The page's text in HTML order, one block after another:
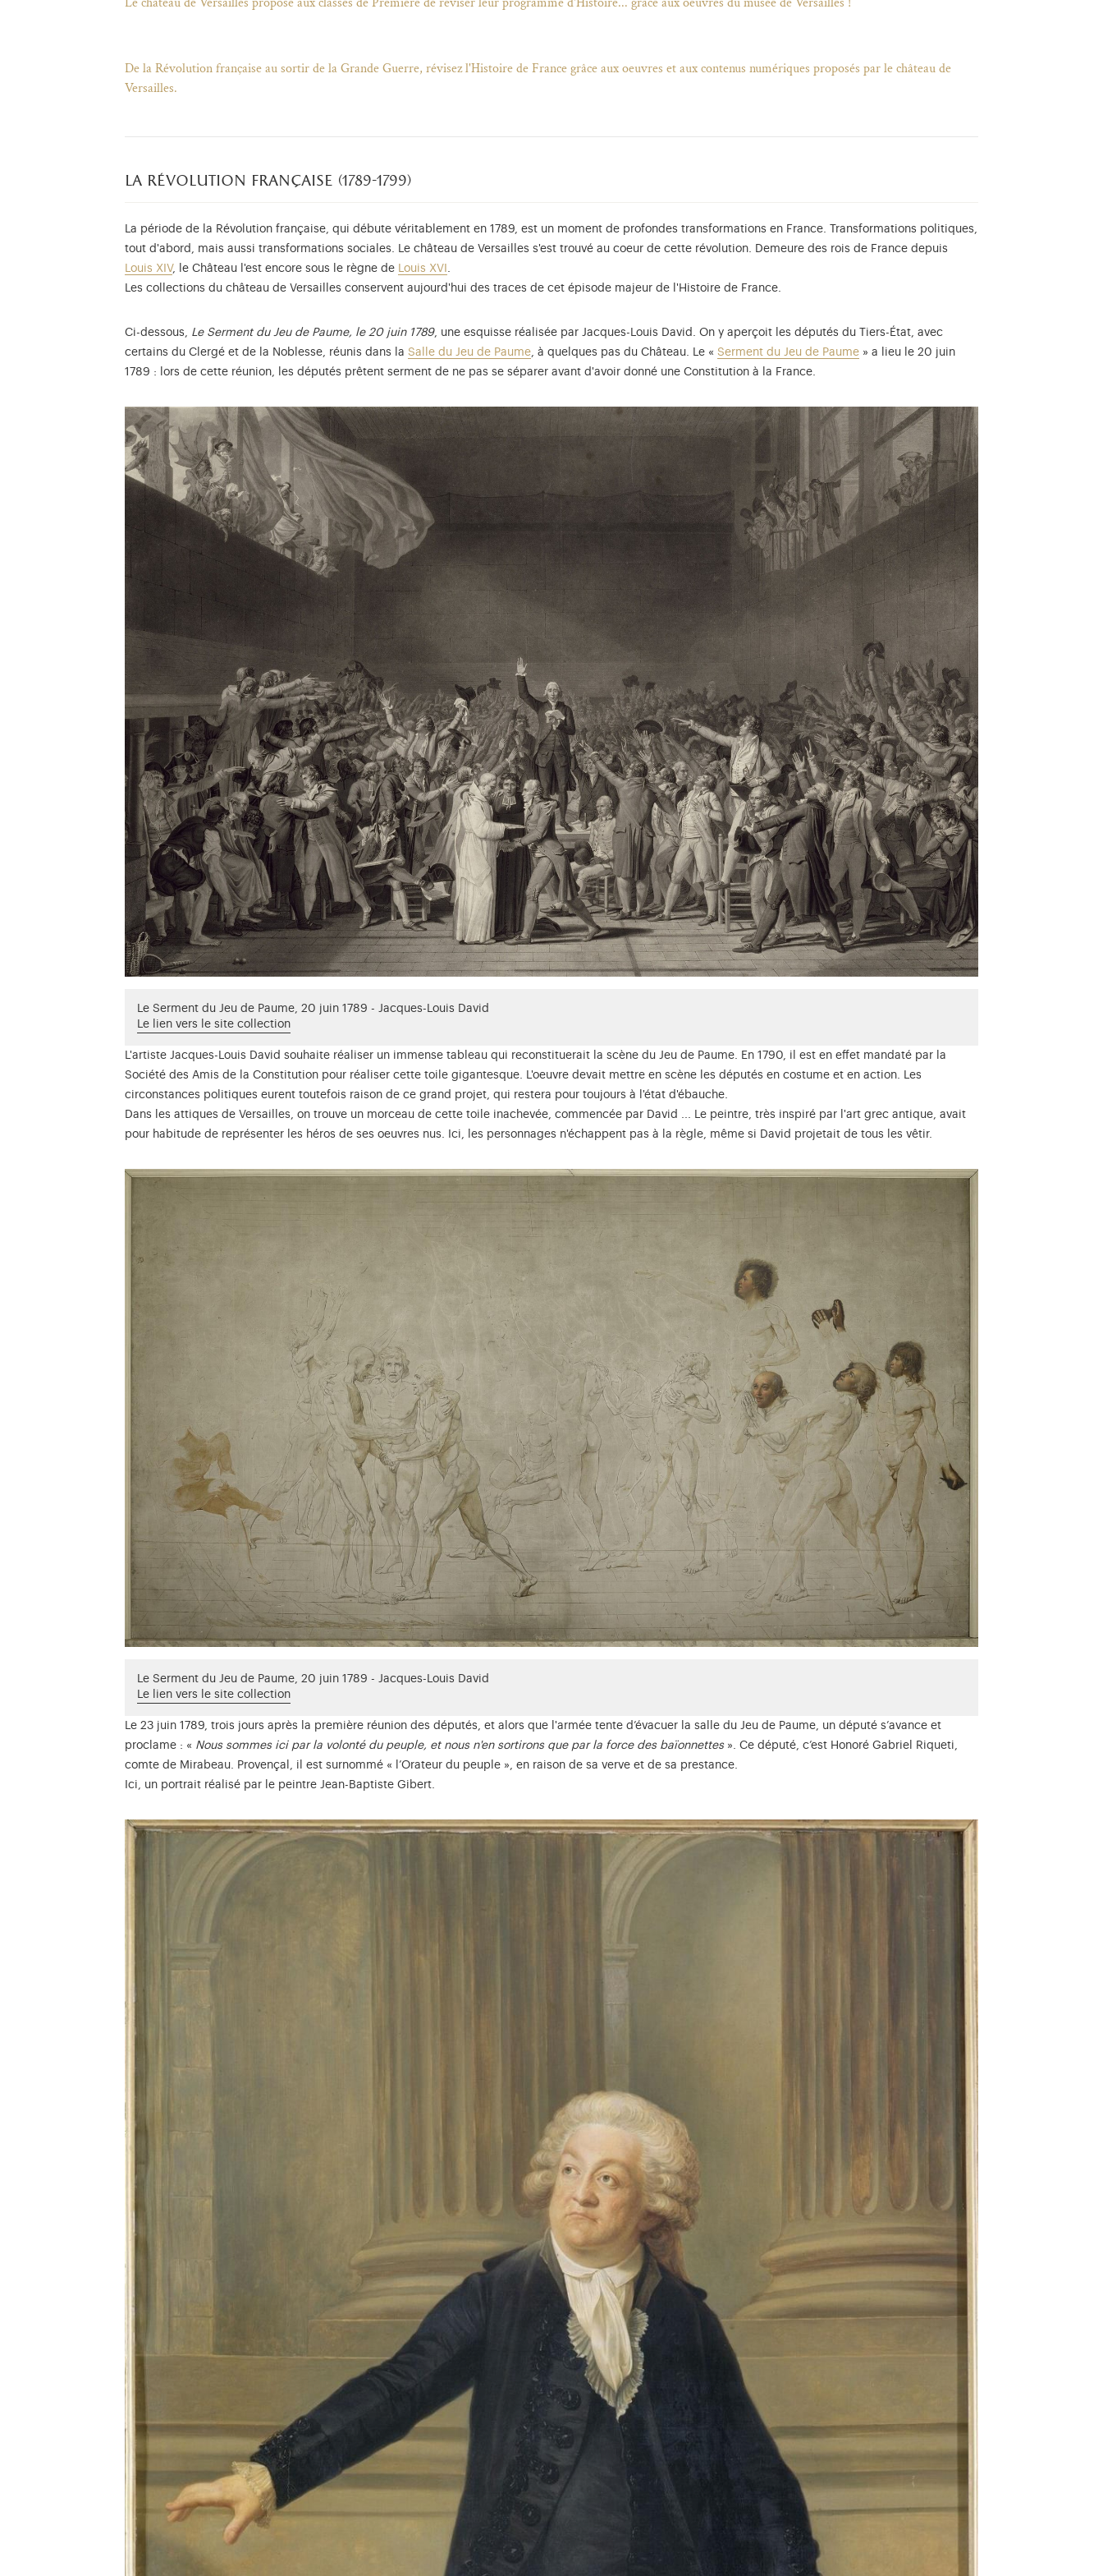
De la Révolution française au sortir de la Grande Guerre, révisez l'Histoire de France grâce aux oeuvres et aux contenus numériques proposés par le château de
Versailles.
la révolution française (1789-1799)
La période de la Révolution française, qui débute véritablement en 1789, est un moment de profondes transformations en France. Transformations politiques,
tout d'abord, mais aussi transformations sociales. Le château de Versailles s'est trouvé au coeur de cette révolution. Demeure des rois de France depuis
Louis XIV, le Château l'est encore sous le règne de Louis XVI .
Les collections du château de Versailles conservent aujourd'hui des traces de cet épisode majeur de l'Histoire de France.
Ci-dessous, Le Serment du Jeu de Paume, le 20 juin 1789, une esquisse réalisée par Jacques-Louis David. On y aperçoit les députés du Tiers-État, avec
certains du Clergé et de la Noblesse, réunis dans la Salle du Jeu de Paume, à quelques pas du Château. Le « Serment du Jeu de Paume » a lieu le 20 juin
1789 : lors de cette réunion, les députés prêtent serment de ne pas se séparer avant d'avoir donné une Constitution à la France.
Le Serment du Jeu de Paume, 20 juin 1789 - Jacques-Louis David
Le lien vers le site collection
L'artiste Jacques-Louis David souhaite réaliser un immense tableau qui reconstituerait la scène du Jeu de Paume. En 1790, il est en effet mandaté par la
Société des Amis de la Constitution pour réaliser cette toile gigantesque. L'oeuvre devait mettre en scène les députés en costume et en action. Les
circonstances politiques eurent toutefois raison de ce grand projet, qui restera pour toujours à l'état d'ébauche.
Dans les attiques de Versailles, on trouve un morceau de cette toile inachevée, commencée par David ... Le peintre, très inspiré par l'art grec antique, avait
pour habitude de représenter les héros de ses oeuvres nus. Ici, les personnages n'échappent pas à la règle, même si David projetait de tous les vêtir.
Le Serment du Jeu de Paume, 20 juin 1789 - Jacques-Louis David
Le lien vers le site collection
Le 23 juin 1789, trois jours après la première réunion des députés, et alors que l'armée tente d’évacuer la salle du Jeu de Paume, un député s’avance et
proclame : « Nous sommes ici par la volonté du peuple, et nous n'en sortirons que par la force des baïonnettes». Ce député, c’est Honoré Gabriel Riqueti,
comte de Mirabeau. Provençal, il est surnommé « l’Orateur du peuple », en raison de sa verve et de sa prestance.
Ici, un portrait réalisé par le peintre Jean-Baptiste Gibert.